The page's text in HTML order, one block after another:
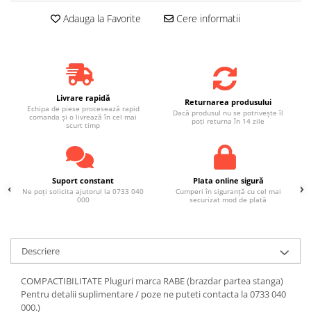
Adauga la Favorite Cere informatii
Livrare rapidă
Echipa de piese procesează rapid
comanda și o livrează în cel mai
scurt timp
Returnarea produsului
Dacă produsul nu se potrivește îl
poți returna în 14 zile
Suport constant
Ne poți solicita ajutorul la 0733 040
000
Plata online sigură
Cumperi în siguranță cu cel mai
securizat mod de plată
Descriere
COMPACTIBILITATE Pluguri marca RABE (brazdar partea stanga)
Pentru detalii suplimentare / poze ne puteti contacta la 0733 040
000.)